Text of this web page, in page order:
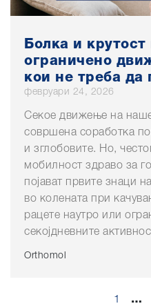
Болка и крутост
ограничено
кои не треба да
февруари 24, 2026
Секое движење на
совршена соработка
и зглобовите. Но,
мобилност здраво за
појават првите знаци
во колената при
рацете наутро или
секојдневните
Orthomol
1 …